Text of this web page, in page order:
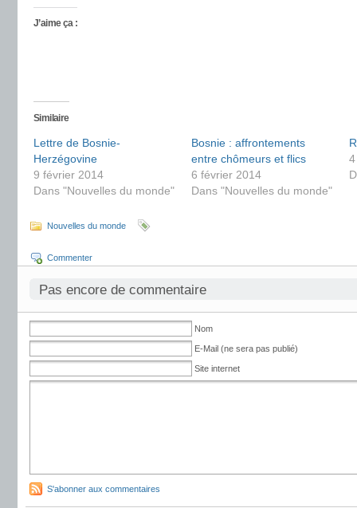
J’aime ça :
Similaire
Lettre de Bosnie-
Herzégovine
9 février 2014
Dans "Nouvelles du monde"
Bosnie : affrontements
entre chômeurs et flics
6 février 2014
Dans "Nouvelles du monde"
Nouvelles du monde
Commenter
Pas encore de commentaire
Nom
E-Mail (ne sera pas publié)
Site internet
S'abonner aux commentaires